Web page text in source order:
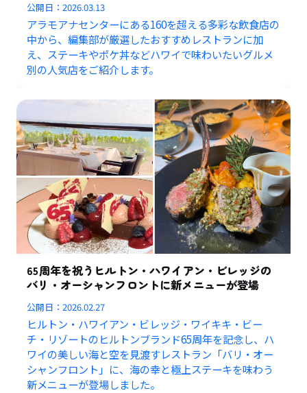
公開日：2026.03.13
アラモアナセンターにある160を超える多彩な飲食店の
中から、編集部が厳選したおすすめレストランに加
え、ステーキやポケ丼などハワイで味わいたいグルメ
別の人気店をご紹介します。
65周年を祝うヒルトン・ハワイアン・ビレッジの
バリ・オーシャンフロントに新メニューが登場
公開日：2026.02.27
ヒルトン・ハワイアン・ビレッジ・ワイキキ・ビー
チ・リゾートのヒルトンブランド65周年を記念し、ハ
ワイの美しい海と空を見渡すレストラン「バリ・オー
シャンフロント」に、海の幸と極上ステーキを味わう
新メニューが登場しました。